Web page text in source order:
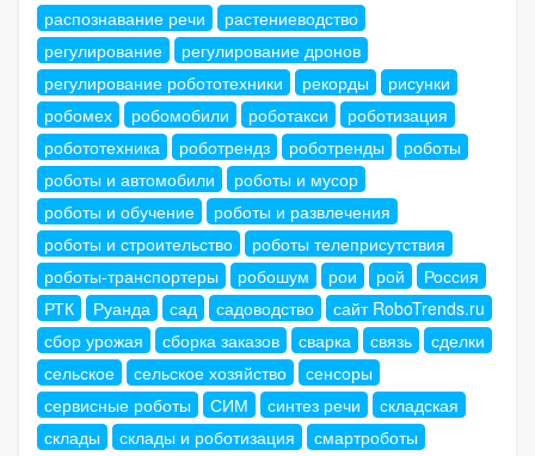
распознавание речи
растениеводство
регулирование
регулирование дронов
регулирование робототехники
рекорды
рисунки
робомех
робомобили роботакси
роботизация
робототехника
роботрендз роботренды
роботы
роботы и автомобили
роботы и мусор
роботы и обучение
роботы и развлечения
роботы и строительство
роботы телеприсутствия
роботы-транспортеры
робошум рои рой
Россия
РТК
Руанда сад садоводство
сайт RoboTrends.ru
сбор урожая
сборка заказов сварка связь
сделки
сельское
сельское хозяйство
сенсоры
сервисные роботы
СИМ синтез речи
складская
склады
склады и роботизация
смартроботы